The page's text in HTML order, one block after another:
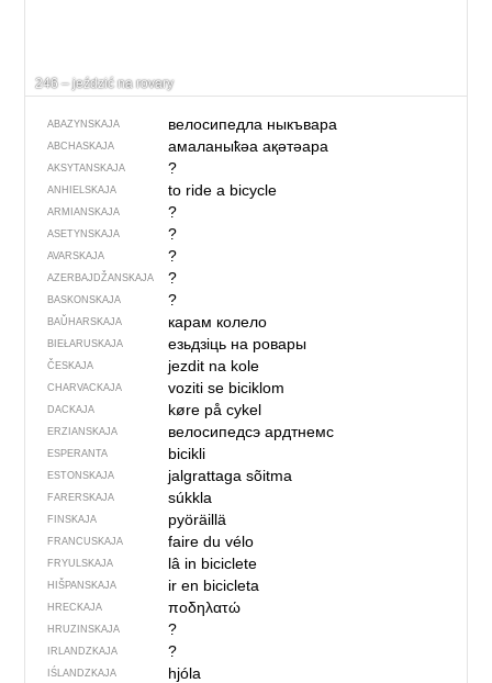
246 – jeździć na rovary
ABAZYNSKAJA велосипедла ны­къвара
ABCHASKAJA амаланыҟәа ақәтәара
AKSYTANSKAJA ?
ANHIELSKAJA to ride a bicycle
ARMIANSKAJA ?
ASETYNSKAJA ?
AVARSKAJA ?
AZERBAJDŽAN­SKAJA ?
BASKONSKAJA ?
BAŬHARSKAJA карам колело
BIEŁARUSKAJA езьдзіць на ровары
ČESKAJA jezdit na kole
CHARVACKAJA voziti se biciklom
DACKAJA køre på cykel
ERZIANSKAJA велосипедсэ ардтнемс
ESPERANTA bicikli
ESTONSKAJA jalgrattaga sõitma
FARERSKAJA súkkla
FINSKAJA pyöräillä
FRANCUSKAJA faire du vélo
FRYULSKAJA lâ in biciclete
HIŠPANSKAJA ir en bicicleta
HRECKAJA ποδηλατώ
HRUZINSKAJA ?
IRLANDZKAJA ?
IŚLANDZKAJA hjóla